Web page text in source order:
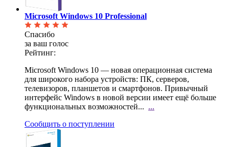
Microsoft Windows 10 Professional
Спасибо
за ваш голос
Рейтинг:
Microsoft Windows 10 — новая операционная система
для широкого набора устройств: ПК, серверов,
телевизоров, планшетов и смартфонов. Привычный
интерфейс Windows в новой версии имеет ещё больше
функциональных возможностей... ...
Сообщить о поступлении